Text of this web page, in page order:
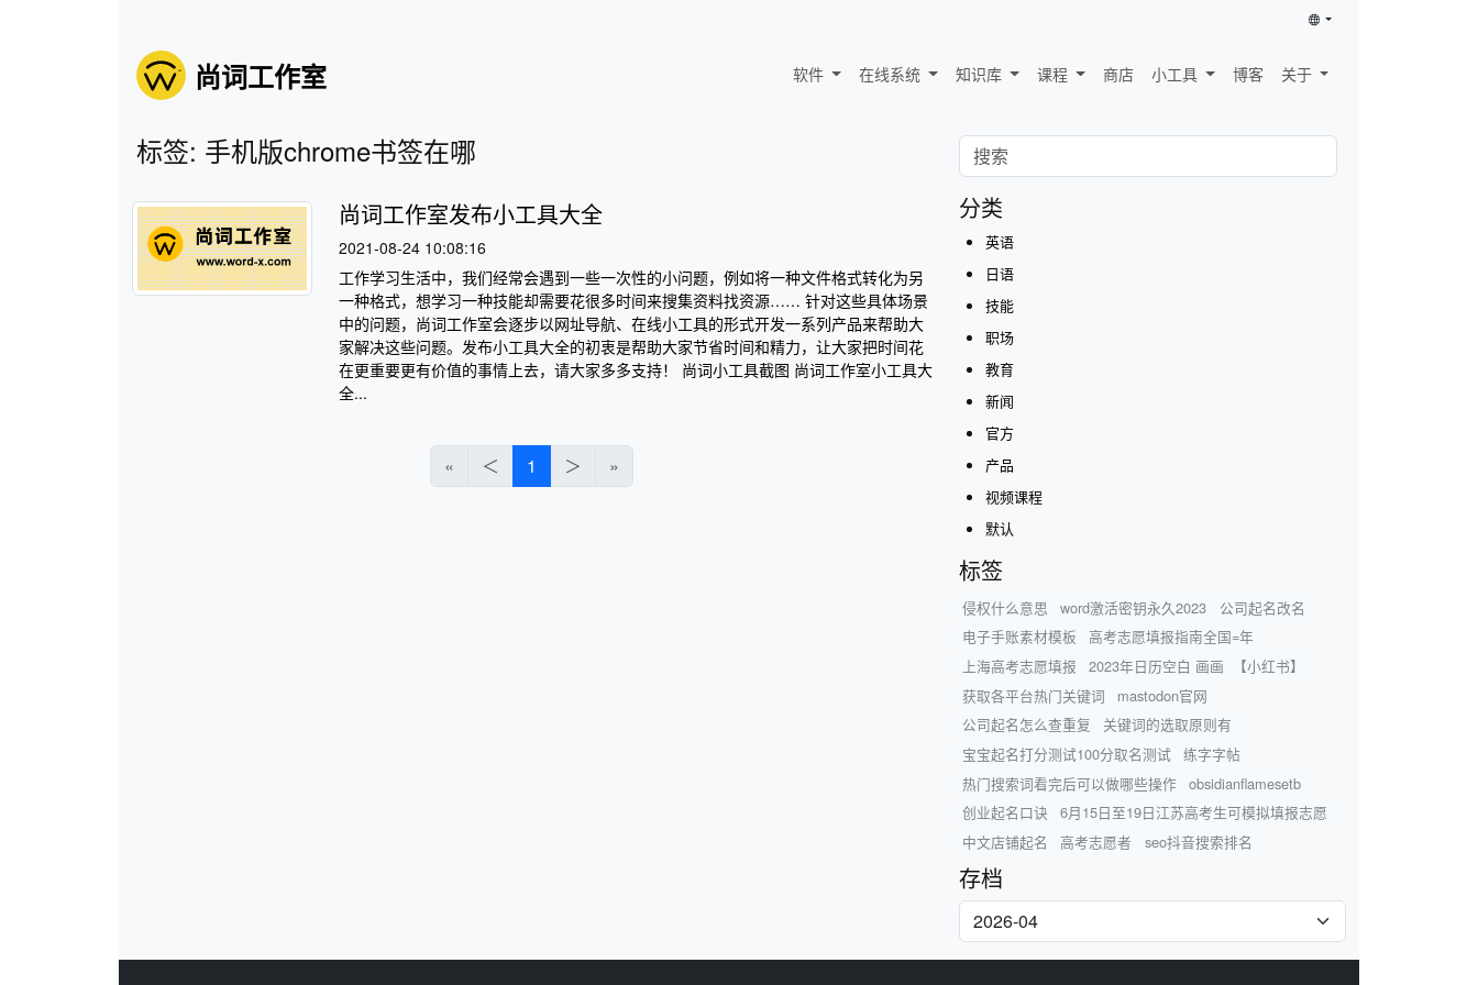
尚词工作室 软件 在线系统 知识库 课程 商店 小工具 博客 关于
标签: 手机版chrome书签在哪
尚词工作室发布小工具大全
2021-08-24 10:08:16
工作学习生活中，我们经常会遇到一些一次性的小问题，例如将一种文件格式转化为另
一种格式，想学习一种技能却需要花很多时间来搜集资料找资源…… 针对这些具体场景
中的问题，尚词工作室会逐步以网址导航、在线小工具的形式开发一系列产品来帮助大
家解决这些问题。发布小工具大全的初衷是帮助大家节省时间和精力，让大家把时间花
在更重要更有价值的事情上去，请大家多多支持！ 尚词小工具截图 尚词工作室小工具大
全...
« ＜ 1 ＞ »
分类
英语
日语
技能
职场
教育
新闻
官方
产品
视频课程
默认
标签
侵权什么意思 word激活密钥永久2023
公司起名改名
电子手账素材模板
高考志愿填报指南全国=年
上海高考志愿填报
2023年日历空白 画画 【小红书】
获取各平台热门关键词
mastodon官网
公司起名怎么查重复
关键词的选取原则有
宝宝起名打分测试100分取名测试
练字字帖
热门搜索词看完后可以做哪些操作
obsidianflamesetb
创业起名口诀
6月15日至19日江苏高考生可模拟填报志愿
中文店铺起名
高考志愿者 seo抖音搜索排名
存档